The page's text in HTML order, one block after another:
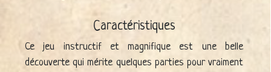
Caractéristiques
Ce jeu instructif et magnifique est une belle
découverte qui mérite quelques parties pour vraiment